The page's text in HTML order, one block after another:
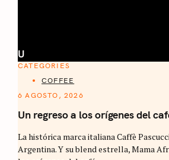
U
CATEGORIES
COFFEE
6 AGOSTO, 2026
Un regreso a los orígenes del
La histórica marca italiana Caffè
Argentina. Y su blend estrella, Mama